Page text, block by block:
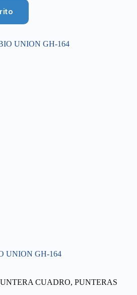
UNION GH-164
CUADRO, PUNTERAS